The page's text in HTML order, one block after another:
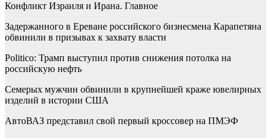
Конфликт Израиля и Ирана. Главное
Задержанного в Ереване российского бизнесмена Карапетяна
обвинили в призывах к захвату власти
Politico: Трамп выступил против снижения потолка на
российскую нефть
Семерых мужчин обвинили в крупнейшей краже ювелирных
изделий в истории США
АвтоВАЗ представил свой первый кроссовер на ПМЭФ